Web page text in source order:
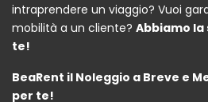
intraprendere un viaggio? Vuoi
mobilità a un cliente? Abbiamo la
te!
BeaRent il Noleggio a Breve e
per te!